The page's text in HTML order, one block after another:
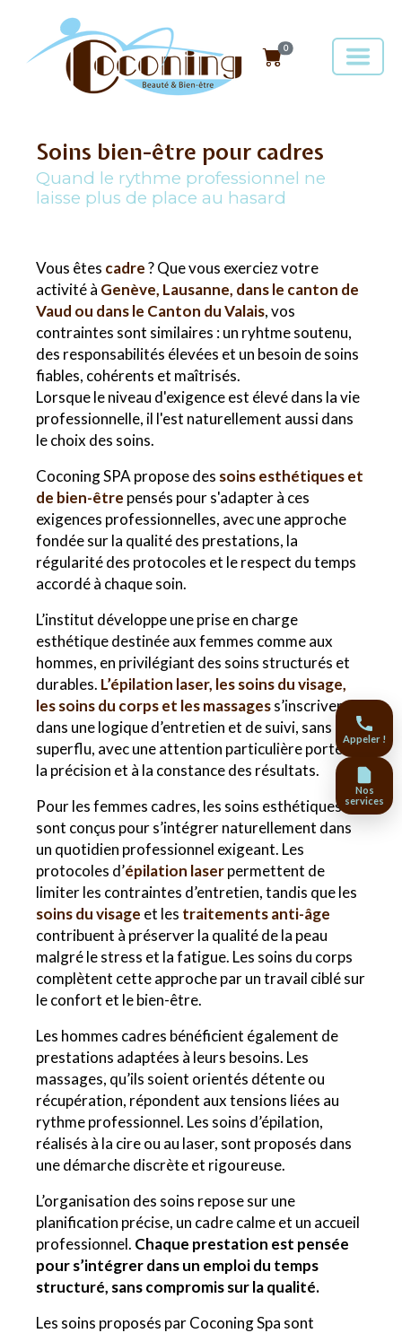
0
Soins bien-être pour cadres
Quand le rythme professionnel ne
laisse plus de place au hasard
Vous êtes cadre? Que vous exerciez votre
activité à Genève, Lausanne, dans le canton de
Vaud ou dans le Canton du Valais, vos
contraintes sont similaires : un ryhtme soutenu,
des responsabilités élevées et un besoin de soins
fiables, cohérents et maîtrisés.
Lorsque le niveau d'exigence est élevé dans la vie
professionnelle, il l'est naturellement aussi dans
le choix des soins.
Coconing SPA propose des soins esthétiques et
de bien-être pensés pour s'adapter à ces
exigences professionnelles, avec une approche
fondée sur la qualité des prestations, la
régularité des protocoles et le respect du temps
accordé à chaque soin.
L’institut développe une prise en charge
esthétique destinée aux femmes comme aux
hommes, en privilégiant des soins structurés et
durables. L’épilation laser, les soins du visage,
les soins du corps et les massagess’inscrivent
dans une logique d’entretien et de suivi, sans
superflu, avec une attention particulière portée à
la précision et à la constance des résultats.
Pour les femmes cadres, les soins esthétiques
sont conçus pour s’intégrer naturellement dans
un quotidien professionnel exigeant. Les
protocoles d’épilation laserpermettent de
limiter les contraintes d’entretien, tandis que les
soins du visage et les traitements anti-âge
contribuent à préserver la qualité de la peau
malgré le stress et la fatigue. Les soins du corps
complètent cette approche par un travail ciblé sur
le confort et le bien-être.
Les hommes cadres bénéficient également de
prestations adaptées à leurs besoins. Les
massages, qu’ils soient orientés détente ou
récupération, répondent aux tensions liées au
rythme professionnel. Les soins d’épilation,
réalisés à la cire ou au laser, sont proposés dans
une démarche discrète et rigoureuse.
L’organisation des soins repose sur une
planification précise, un cadre calme et un accueil
professionnel. Chaque prestation est pensée
pour s’intégrer dans un emploi du temps
structuré, sans compromis sur la qualité.
Les soins proposés par Coconing Spa sont
Appeler !
Nos
services